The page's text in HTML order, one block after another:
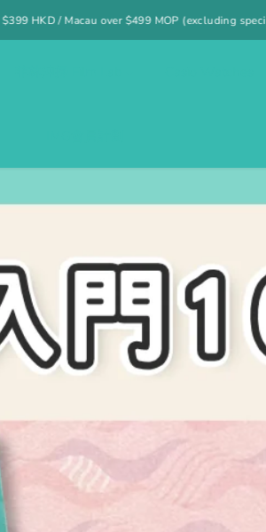
Free UK shipping on orders over £40